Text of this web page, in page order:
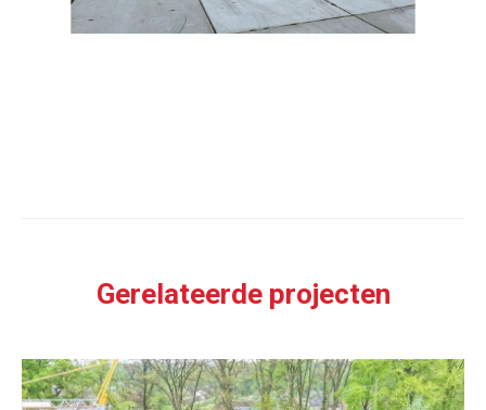
Gerelateerde projecten